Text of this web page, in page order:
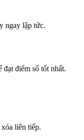
ngay lập tức.
điểm số tốt nhất.
liên tiếp.